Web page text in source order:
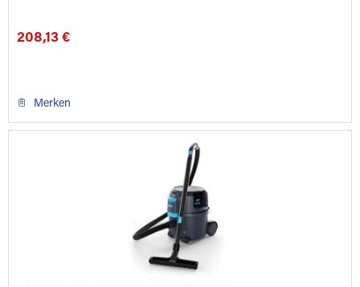
208,13 €
Merken